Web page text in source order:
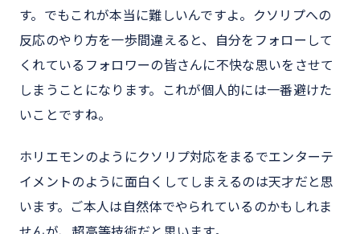
す。でもこれが本当に難しいんですよ。クソリプへの
反応のやり方を一歩間違えると、自分をフォローして
くれているフォロワーの皆さんに不快な思いをさせて
しまうことになります。これが個人的には一番避けた
いことですね。
ホリエモンのようにクソリプ対応をまるでエンターテ
イメントのように面白くしてしまえるのは天才だと思
います。ご本人は自然体でやられているのかもしれま